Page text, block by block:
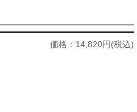
価格： 14,820円(税込)